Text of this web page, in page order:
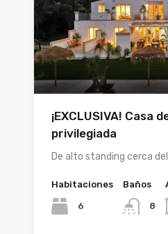
¡EXCLUSIVA! Casa
privilegiada
De alto standing cerca
Habitaciones
6
Baños
8